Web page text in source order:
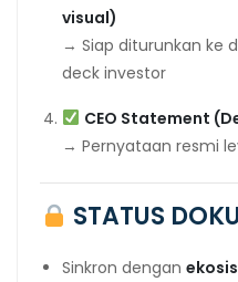
visual)
→ Siap diturunkan ke
deck investor
CEO Statement
→ Pernyataan resmi
STATUS
Sinkron dengan